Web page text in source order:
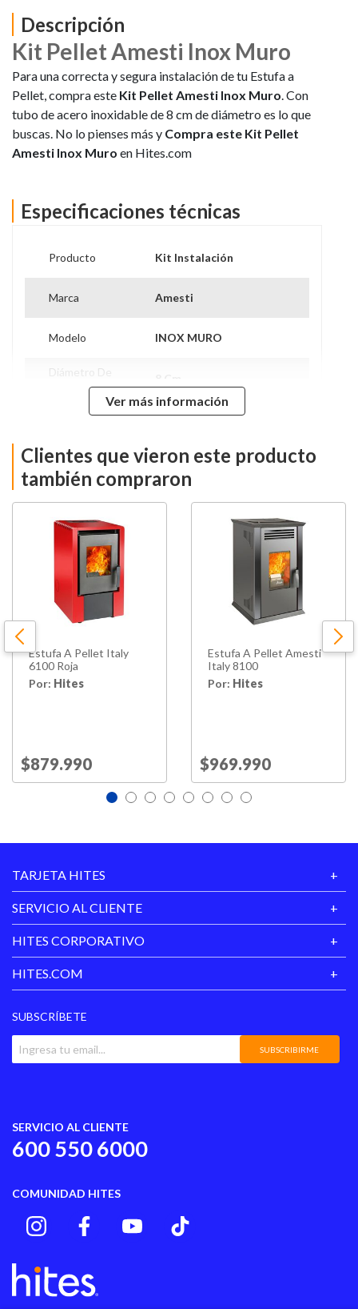
Descripción
Kit Pellet Amesti Inox Muro
Para una correcta y segura instalación de tu Estufa a
Pellet, compra este Kit Pellet Amesti Inox Muro. Con
tubo de acero inoxidable de 8 cm de diámetro es lo que
buscas. No lo pienses más y Compra este Kit Pellet
Amesti Inox Muro en Hites.com
Especificaciones técnicas
Producto Kit Instalación
Marca Amesti
Modelo INOX MURO
Diámetro De
Instalación
Dos Configuraciones De
Alto 105 Cm
Ancho 90 Cm
Profundidad
Peso
Garantía
Proveedor
Hecho en
Ver más información
Clientes que vieron este producto
también compraron
Estufa A Pellet Italy
6100 Roja
Por: Hites
Price reduced from
$879.990
Estufa A Pellet Amesti
Italy 8100
Por: Hites
Price reduced from
$969.990
TARJETA HITES
SERVICIO AL CLIENTE
HITES CORPORATIVO
HITES.COM
SUBSCRÍBETE
SUBSCRIBIRME
SERVICIO AL CLIENTE
600 550 6000
COMUNIDAD HITES